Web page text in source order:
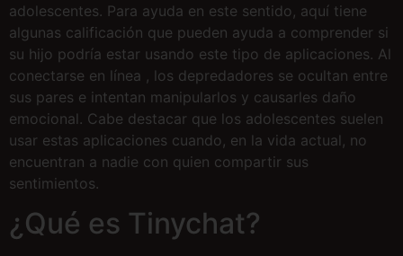
adolescentes. Para ayuda en este sentido, aquí tiene
algunas calificación que pueden ayuda a comprender si
su hijo podría estar usando este tipo de aplicaciones. Al
conectarse en línea , los depredadores se ocultan entre
sus pares e intentan manipularlos y causarles daño
emocional. Cabe destacar que los adolescentes suelen
usar estas aplicaciones cuando, en la vida actual, no
encuentran a nadie con quien compartir sus
sentimientos.
¿Qué es Tinychat?